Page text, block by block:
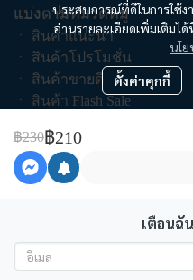
฿230฿210
เตือนฉั
ประสบการณ์ที่ดีในการใช้ง
อ่านรายละเอียดเพิ่มเติมได้
นโ
ตั้งค่าคุกกี้
แบ่งตามหมวดหมู่
ㆍ สินค้าแนะนำ
ㆍ สินค้าโปรโมชั่น
ㆍ สินค้าขายดี
ㆍ สินค้า Flash Sale
ช็อปตามแบรนด์
คูปอง
Copyright | All Rights